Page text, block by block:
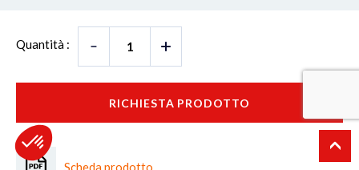
Quantità :
RICHIESTA PRODOTTO
Scheda prodotto